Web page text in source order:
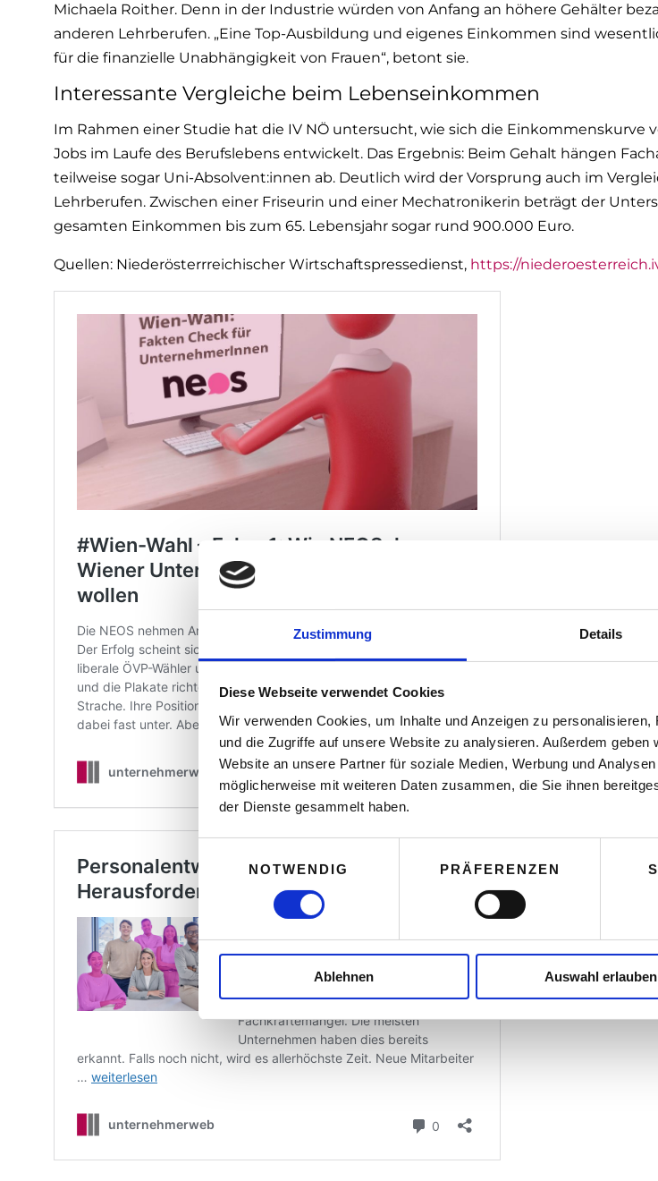
Zustimmung Details
Diese Webseite verwendet Cookies
Wir verwenden Cookies, um Inhalte und Anzeigen zu
und die Zugriffe auf unsere Website zu analysieren. Außerdem
Website an unsere Partner für soziale Medien, Werbung und
möglicherweise mit weiteren Daten zusammen, die Sie ihnen
der Dienste gesammelt haben.
i
n
i
l
l
i
g
n
a
NOTWENDIG PRÄFERENZEN
Ablehnen Auswahl erlauben
Michaela Roither. Denn in der Industrie würden von Anfang an höhere Gehälter
anderen Lehrberufen. „Eine Top-Ausbildung und eigenes Einkommen sind
für die finanzielle Unabhängigkeit von Frauen“, betont sie.
Interessante Vergleiche beim Lebenseinkommen
Im Rahmen einer Studie hat die IV NÖ untersucht, wie sich die Einkommenskurve
Jobs im Laufe des Berufslebens entwickelt. Das Ergebnis: Beim Gehalt hängen
teilweise sogar Uni-Absolvent:innen ab. Deutlich wird der Vorsprung auch im
Lehrberufen. Zwischen einer Friseurin und einer Mechatronikerin beträgt der
gesamten Einkommen bis zum 65. Lebensjahr sogar rund 900.000 Euro.
Quellen: Niederösterrreichischer Wirtschaftspressedienst, https://